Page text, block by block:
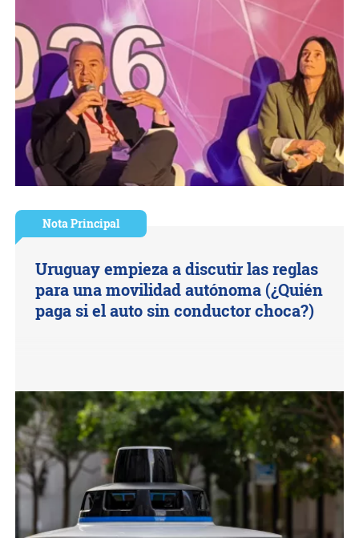
Nota Principal
Uruguay empieza a discutir las reglas
para una movilidad autónoma (¿Quién
paga si el auto sin conductor choca?)